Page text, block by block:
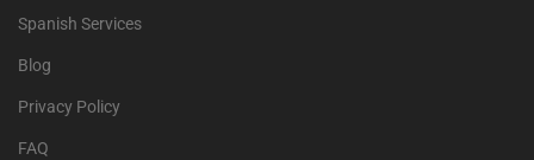
Spanish Services
Blog
Privacy Policy
FAQ